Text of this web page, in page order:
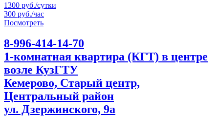
1300 руб./сутки
300 руб./час
Посмотреть
8-996-414-14-70
1-комнатная квартира (КГТ) в центре
возле КузГТУ
Кемерово, Старый центр,
Центральный район
ул. Дзержинского, 9а